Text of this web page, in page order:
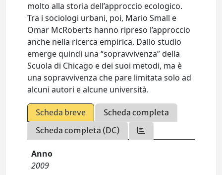
molto alla storia dell’approccio ecologico.
Tra i sociologi urbani, poi, Mario Small e
Omar McRoberts hanno ripreso l’approccio
anche nella ricerca empirica. Dallo studio
emerge quindi una “sopravvivenza” della
Scuola di Chicago e dei suoi metodi, ma è
una sopravvivenza che pare limitata solo ad
alcuni autori e alcune università.
Scheda breve
Scheda completa
Scheda completa (DC)
Anno
2009